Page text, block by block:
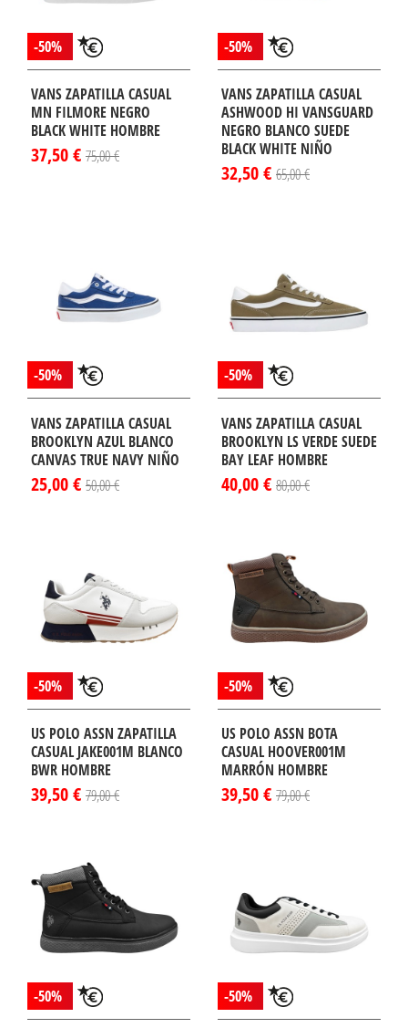
-50%
VANS ZAPATILLA CASUAL
MN FILMORE NEGRO
BLACK WHITE HOMBRE
37,50 € 75,00 €
-50%
VANS ZAPATILLA CASUAL
ASHWOOD HI VANSGUARD
NEGRO BLANCO SUEDE
BLACK WHITE NIÑO
32,50 € 65,00 €
-50%
VANS ZAPATILLA CASUAL
BROOKLYN AZUL BLANCO
CANVAS TRUE NAVY NIÑO
25,00 € 50,00 €
-50%
VANS ZAPATILLA CASUAL
BROOKLYN LS VERDE SUEDE
BAY LEAF HOMBRE
40,00 € 80,00 €
-50%
US POLO ASSN ZAPATILLA
CASUAL JAKE001M BLANCO
BWR HOMBRE
39,50 € 79,00 €
-50%
US POLO ASSN BOTA
CASUAL HOOVER001M
MARRÓN HOMBRE
39,50 € 79,00 €
-50% -50%